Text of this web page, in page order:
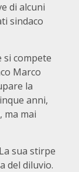
di alcuni
sindaco
si compete
Marco
la
anni,
ma mai
sua stirpe
del diluvio.